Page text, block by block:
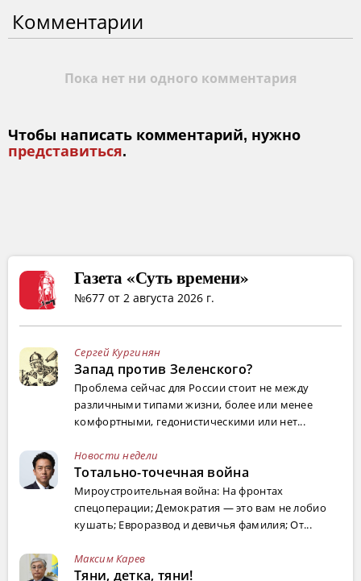
Комментарии
Пока нет ни одного комментария
Чтобы написать комментарий, нужно
представиться.
Газета «Суть времени»
№677 от 2 августа 2026 г.
Сергей Кургинян
Запад против Зеленского?
Проблема сейчас для России стоит не между
различными типами жизни, более или менее
комфортными, гедонистическими или нет...
Новости недели
Тотально-точечная война
Мироустроительная война: На фронтах
спецоперации; Демократия — это вам не лобио
кушать; Евроразвод и девичья фамилия; От...
Максим Карев
Тяни, детка, тяни!